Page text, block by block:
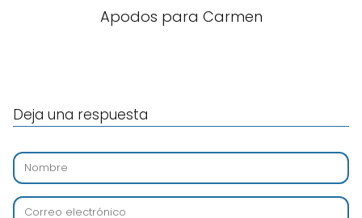
Apodos para Carmen
Deja una respuesta